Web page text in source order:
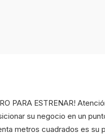
PARA ESTRENAR!
su negocio en un
metros cuadrados es su